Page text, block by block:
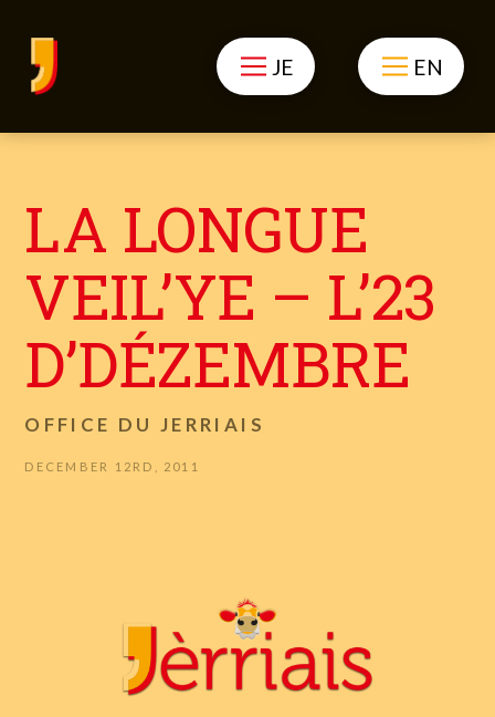
JE EN
LA LONGUE
VEIL’YE – L’23
D’DÉZEMBRE
OFFICE DU JERRIAIS
DECEMBER 12RD, 2011